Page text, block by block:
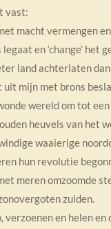
vast:
macht vermengen
en ‘change’ het
land achterlaten
mijn met brons
wereld om tot
heuvels van het
waaierige
hun revolutie
meren omzoomde
zuiden.
verzoenen en helen